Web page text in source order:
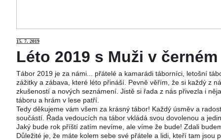
15. 7. 2019
Léto 2019 s Muži v
Tábor 2019 je za námi... přátelé a kamarádi táborníci, letošní
zážitky a zábava, které léto přináší. Pevně věřím, že si každý z
zkušeností a nových seznámení. Jistě si řada z nás přivezla i
táboru a hrám v lese patří.
Tedy děkujeme vám všem za krásný tábor! Každý úsměv a
součástí. Řada vedoucích na tábor vkládá svou dovolenou a
Jaký bude rok příští zatím nevíme, ale víme že bude! Zdali
Důležité je, že máte kolem sebe své přátele a lidi, kteří tam jsou